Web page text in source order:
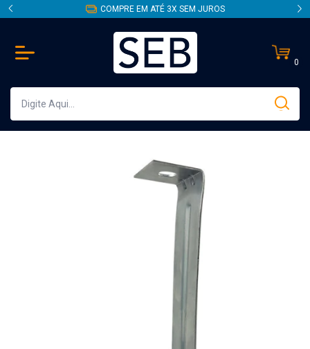
COMPRE EM ATÉ 3X SEM JUROS
0